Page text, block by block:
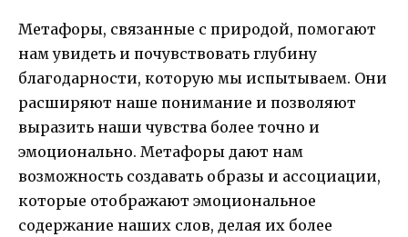
Метафоры, связанные с природой, помогают
нам увидеть и почувствовать глубину
благодарности, которую мы испытываем. Они
расширяют наше понимание и позволяют
выразить наши чувства более точно и
эмоционально. Метафоры дают нам
возможность создавать образы и ассоциации,
которые отображают эмоциональное
содержание наших слов, делая их более